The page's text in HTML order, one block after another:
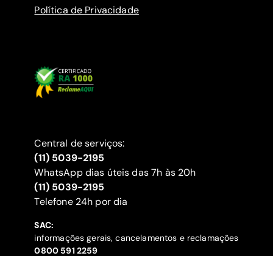
Política de Privacidade
Central de serviços:
(11) 5039-2195
WhatsApp dias úteis das 7h às 20h
(11) 5039-2195
‍Telefone 24h por dia
SAC:
informações gerais, cancelamentos e reclamações
‍0800 591 2259